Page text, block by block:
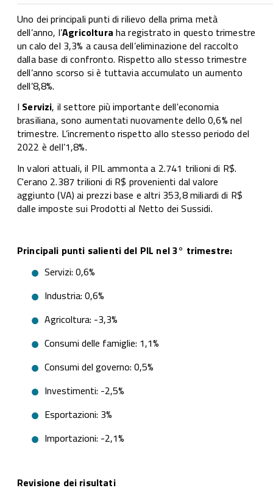
Uno dei principali punti di rilievo della prima metà
dell’anno, l’Agricoltura ha registrato in questo trimestre
un calo del 3,3% a causa dell’eliminazione del raccolto
dalla base di confronto. Rispetto allo stesso trimestre
dell’anno scorso si è tuttavia accumulato un aumento
dell’8,8%.
I Servizi, il settore più importante dell'economia
brasiliana, sono aumentati nuovamente dello 0,6% nel
trimestre. L’incremento rispetto allo stesso periodo del
2022 è dell’1,8%.
In valori attuali, il PIL ammonta a 2.741 trilioni di R$.
C'erano 2.387 trilioni di R$ provenienti dal valore
aggiunto (VA) ai prezzi base e altri 353,8 miliardi di R$
dalle imposte sui Prodotti al Netto dei Sussidi.
Principali punti salienti del PIL nel 3° trimestre:
Servizi: 0,6%
Industria: 0,6%
Agricoltura: -3,3%
Consumi delle famiglie: 1,1%
Consumi del governo: 0,5%
Investimenti: -2,5%
Esportazioni: 3%
Importazioni: -2,1%
Revisione dei risultati